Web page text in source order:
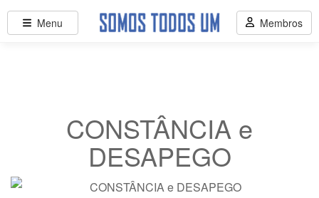
CONSTÂNCIA e
DESAPEGO
Menu Membros